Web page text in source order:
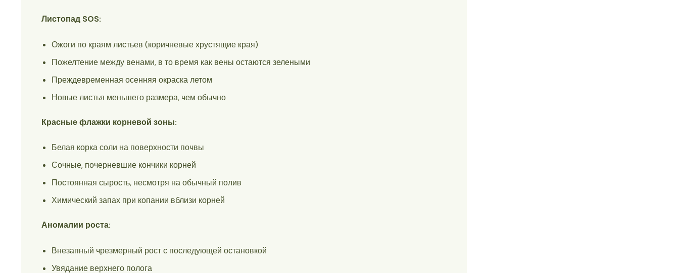
Листопад SOS:
Ожоги по краям листьев (коричневые хрустящие края)
Пожелтение между венами, в то время как вены остаются зелеными
Преждевременная осенняя окраска летом
Новые листья меньшего размера, чем обычно
Красные флажки корневой зоны:
Белая корка соли на поверхности почвы
Сочные, почерневшие кончики корней
Постоянная сырость, несмотря на обычный полив
Химический запах при копании вблизи корней
Аномалии роста:
Внезапный чрезмерный рост с последующей остановкой
Увядание верхнего полога